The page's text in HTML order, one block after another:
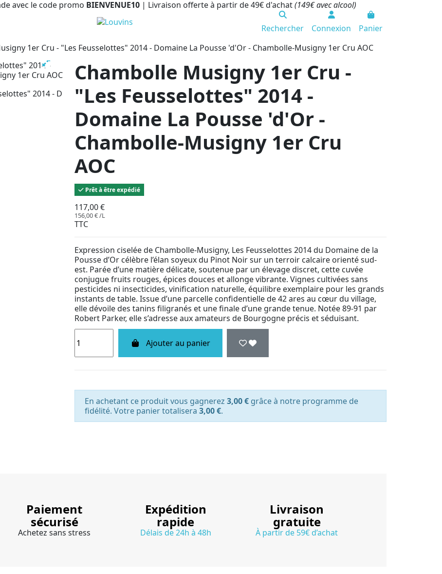
avec le code promo BIENVENUE10 | Livraison offerte à partir de 49€ d'achat(149€ avec alcool)
Rechercher Connexion
Panier
1er Cru - "Les Feusselottes" 2014 - Domaine La Pousse 'd'Or - Chambolle-Musigny 1er Cru AOC
Chambolle Musigny 1er Cru -
"Les Feusselottes" 2014 -
Domaine La Pousse 'd'Or -
Chambolle-Musigny 1er Cru
AOC
Prêt à être expédié
117,00 €
156,00 € /L
TTC
Expression ciselée de Chambolle-Musigny, Les Feusselottes 2014 du Domaine de la
Pousse d’Or célèbre l’élan soyeux du Pinot Noir sur un terroir calcaire orienté sud-
est. Parée d’une matière délicate, soutenue par un élevage discret, cette cuvée
conjugue fruits rouges, épices douces et allonge vibrante. Vignes cultivées sans
pesticides ni insecticides, vinification naturelle, équilibre exemplaire pour les grands
instants de table. Issue d’une parcelle confidentielle de 42 ares au cœur du village,
elle dévoile des tanins filigranés et une finale d’une grande tenue. Notée 89-91 par
Robert Parker, elle s’adresse aux amateurs de Bourgogne précis et séduisant.
Ajouter au panier
En achetant ce produit vous gagnerez 3,00 € grâce à notre programme de
fidélité. Votre panier totalisera 3,00 €.
Paiement
sécurisé
Achetez sans stress
Expédition
rapide
Délais de 24h à 48h
Livraison
gratuite
À partir de 59€ d’achat